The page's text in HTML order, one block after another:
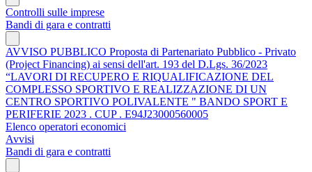
Controlli sulle imprese
Bandi di gara e contratti
AVVISO PUBBLICO Proposta di Partenariato Pubblico - Privato
(Project Financing) ai sensi dell'art. 193 del D.Lgs. 36/2023
“LAVORI DI RECUPERO E RIQUALIFICAZIONE DEL
COMPLESSO SPORTIVO E REALIZZAZIONE DI UN
CENTRO SPORTIVO POLIVALENTE " BANDO SPORT E
PERIFERIE 2023 . CUP . E94J23000560005
Elenco operatori economici
Avvisi
Bandi di gara e contratti